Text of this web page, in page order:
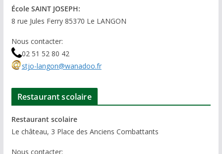
École SAINT JOSEPH:
8 rue Jules Ferry 85370 Le LANGON
Nous contacter:
02 51 52 80 42
stjo-langon@wanadoo.fr
Restaurant scolaire
Restaurant scolaire
Le château, 3 Place des Anciens Combattants
Nous contacter: